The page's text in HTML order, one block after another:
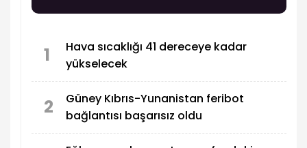
1
Hava sıcaklığı 41 dereceye kadar
yükselecek
2
Güney Kıbrıs-Yunanistan feribot
bağlantısı başarısız oldu